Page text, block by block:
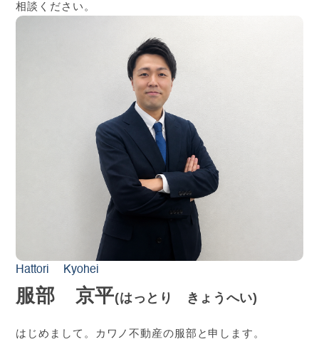
相談ください。
Hattori Kyohei
服部 京平(はっとり きょうへい)
はじめまして。カワノ不動産の服部と申します。